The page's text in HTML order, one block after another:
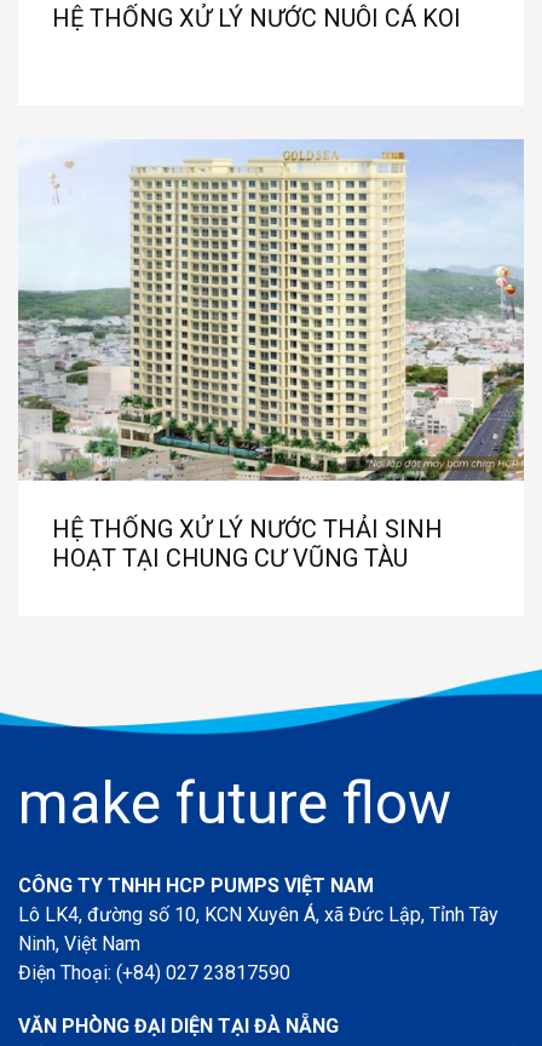
HỆ THỐNG XỬ LÝ NƯỚC NUÔI CÁ KOI
HỆ THỐNG XỬ LÝ NƯỚC THẢI SINH
HOẠT TẠI CHUNG CƯ VŨNG TÀU
make future flow
CÔNG TY TNHH HCP PUMPS VIỆT NAM
Lô LK4, đường số 10, KCN Xuyên Á, xã Đức Lập, Tỉnh Tây
Ninh, Việt Nam
Điện Thoại: (+84) 027 23817590
VĂN PHÒNG ĐẠI DIỆN TẠI ĐÀ NẴNG